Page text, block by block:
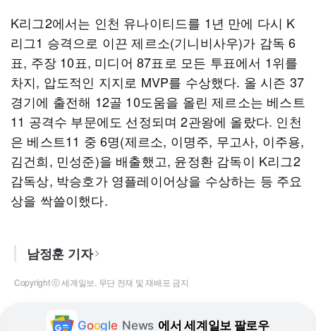
K리그2에서는 인천 유나이티드를 1년 만에 다시 K
리그1 승격으로 이끈 제르소(기니비사우)가 감독 6
표, 주장 10표, 미디어 87표로 모든 투표에서 1위를
차지, 압도적인 지지로 MVP를 수상했다. 올 시즌 37
경기에 출전해 12골 10도움을 올린 제르소는 베스트
11 공격수 부문에도 선정되며 2관왕에 올랐다. 인천
은 베스트11 중 6명(제르소, 이명주, 무고사, 이주용,
김건희, 민성준)을 배출했고, 윤정환 감독이 K리그2
감독상, 박승호가 영플레이어상을 수상하는 등 주요
상을 싹쓸이했다.
남정훈 기자
Copyright ⓒ 세계일보. 무단 전재 및 재배포 금지
Google News 에서 세계일보 팔로우